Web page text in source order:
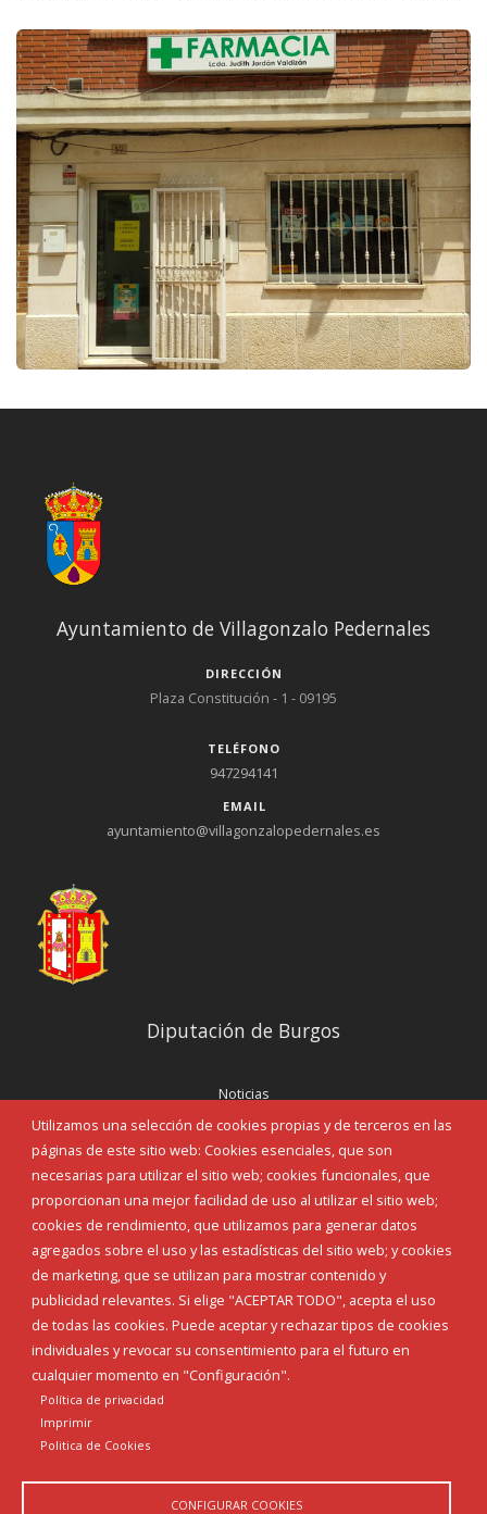
Utilizamos una selección de cookies propias y de terceros en las
páginas de este sitio web: Cookies esenciales, que son
necesarias para utilizar el sitio web; cookies funcionales, que
proporcionan una mejor facilidad de uso al utilizar el sitio web;
cookies de rendimiento, que utilizamos para generar datos
agregados sobre el uso y las estadísticas del sitio web; y cookies
de marketing, que se utilizan para mostrar contenido y
publicidad relevantes. Si elige "ACEPTAR TODO", acepta el uso
de todas las cookies. Puede aceptar y rechazar tipos de cookies
individuales y revocar su consentimiento para el futuro en
cualquier momento en "Configuración".
Política de privacidad
Imprimir
Politica de Cookies
CONFIGURAR COOKIES
Ayuntamiento de Villagonzalo Pedernales
DIRECCIÓN
Plaza Constitución - 1 - 09195
TELÉFONO
947294141
EMAIL
ayuntamiento@villagonzalopedernales.es
Diputación de Burgos
Noticias
Eventos
Corporación Municipal
Teléfonos de interés
INICIAR SESIÓN
MAPA WEB